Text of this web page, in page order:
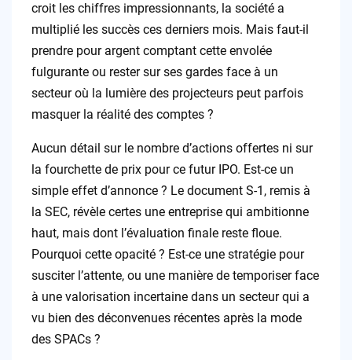
croit les chiffres impressionnants, la société a
multiplié les succès ces derniers mois. Mais faut-il
prendre pour argent comptant cette envolée
fulgurante ou rester sur ses gardes face à un
secteur où la lumière des projecteurs peut parfois
masquer la réalité des comptes ?
Aucun détail sur le nombre d’actions offertes ni sur
la fourchette de prix pour ce futur IPO. Est-ce un
simple effet d’annonce ? Le document S-1, remis à
la SEC, révèle certes une entreprise qui ambitionne
haut, mais dont l’évaluation finale reste floue.
Pourquoi cette opacité ? Est-ce une stratégie pour
susciter l’attente, ou une manière de temporiser face
à une valorisation incertaine dans un secteur qui a
vu bien des déconvenues récentes après la mode
des SPACs ?